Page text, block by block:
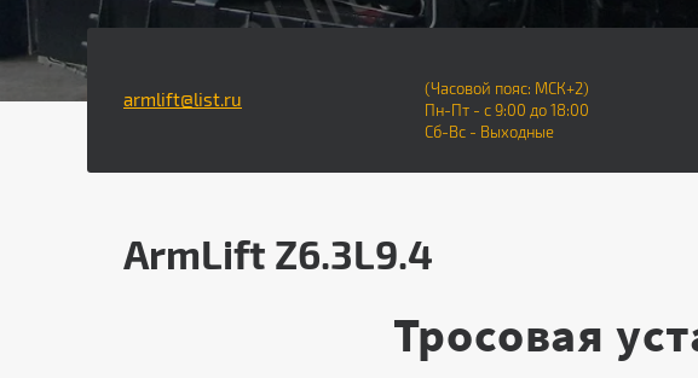
armlift@list.ru
(Часовой пояс: МСК+2)
Пн-Пт - с 9:00 до 18:00
Сб-Вс - Выходные
ArmLift Z6.3L9.4
​​​​​Тросовая